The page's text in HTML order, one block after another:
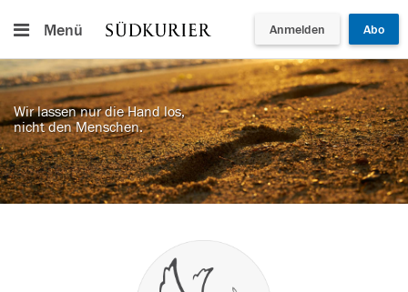
Menü Anmelden Abo
Wir lassen nur die Hand los,
nicht den Menschen.